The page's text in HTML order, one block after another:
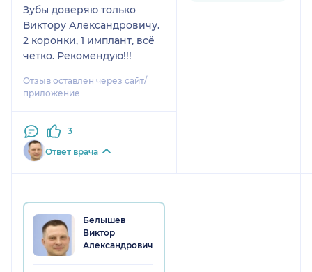
Зубы доверяю только
Виктору Александровичу.
2 коронки, 1 имплант, всё
четко. Рекомендую!!!
Отзыв оставлен через сайт/
приложение
3
Ответ врача
Белышев
Виктор
Александрович